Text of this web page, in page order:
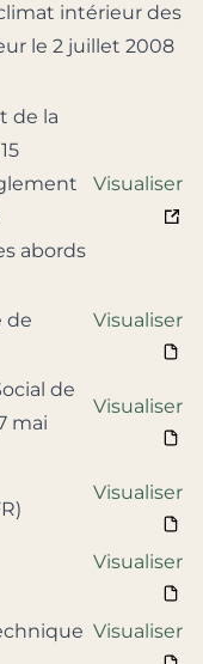
intérieur des
le 2 juillet 2008
de la
abords
Visualiser
de
Visualiser
de
mai
Visualiser
Visualiser
Visualiser
Visualiser